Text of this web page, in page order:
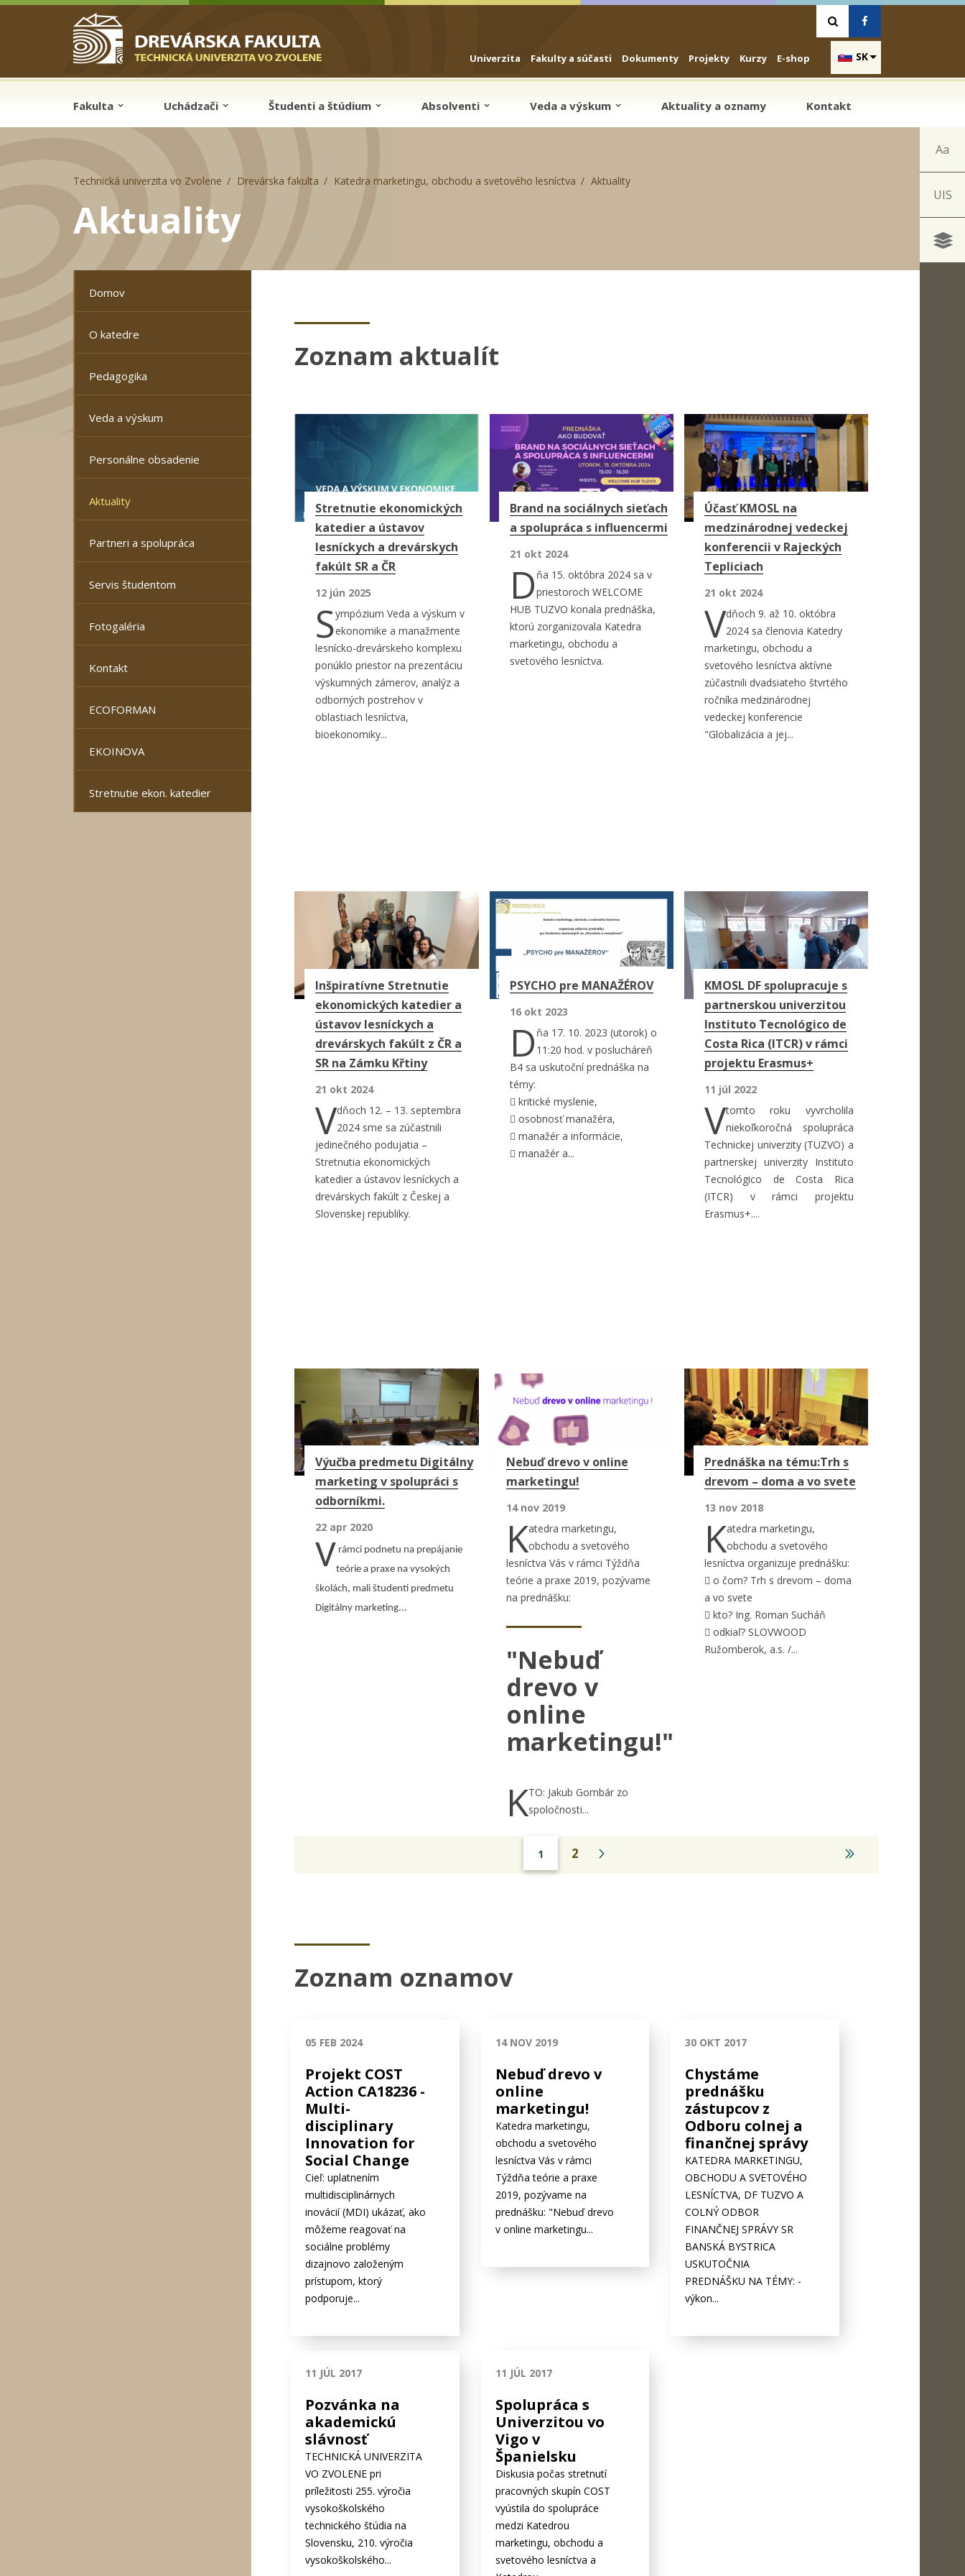
Skip to cookies
Skip to navigation
Skočiť na hlavný obsah
Vyhľadávanie
SK
Univerzita Fakulty a súčasti Dokumenty Projekty Kurzy E-shop
Fakulta Uchádzači Študenti a štúdium Absolventi Veda a výskum Aktuality a oznamy Kontakt
Aa
UIS
Technická univerzita vo Zvolene Drevárska fakulta Katedra marketingu, obchodu a svetového lesníctva Aktuality
Aktuality
Domov
O katedre
Pedagogika
Veda a výskum
Personálne obsadenie
Aktuality
Partneri a spolupráca
Servis študentom
Fotogaléria
Kontakt
ECOFORMAN
EKOINOVA
Stretnutie ekon. katedier
Zoznam aktualít
Stretnutie ekonomických
katedier a ústavov
lesníckych a drevárskych
fakúlt SR a ČR
12 jún 2025
Sympózium Veda a výskum v
ekonomike a manažmente
lesnícko-drevárskeho komplexu
ponúklo priestor na prezentáciu
výskumných zámerov, analýz a
odborných postrehov v
oblastiach lesníctva,
bioekonomiky...
Brand na sociálnych sieťach
a spolupráca s influencermi
21 okt 2024
D ňa 15. októbra 2024 sa v
priestoroch WELCOME
HUB TUZVO konala prednáška,
ktorú zorganizovala Katedra
marketingu, obchodu a
svetového lesníctva.
Účasť KMOSL na
medzinárodnej vedeckej
konferencii v Rajeckých
Tepliciach
21 okt 2024
Vdňoch 9. až 10. októbra
2024 sa členovia Katedry
marketingu, obchodu a
svetového lesníctva aktívne
zúčastnili dvadsiateho štvrtého
ročníka medzinárodnej
vedeckej konferencie
"Globalizácia a jej...
Inšpiratívne Stretnutie
ekonomických katedier a
ústavov lesníckych a
drevárskych fakúlt z ČR a
SR na Zámku Křtiny
21 okt 2024
Vdňoch 12. – 13. septembra
2024 sme sa zúčastnili
jedinečného podujatia –
Stretnutia ekonomických
katedier a ústavov lesníckych a
drevárskych fakúlt z Českej a
Slovenskej republiky.
PSYCHO pre MANAŽÉROV
16 okt 2023
D ňa 17. 10. 2023 (utorok) o
11:20 hod. v poslucháreň
B4 sa uskutoční prednáška na
témy:
 kritické myslenie,
 osobnosť manažéra,
 manažér a informácie,
 manažér a...
KMOSL DF spolupracuje s
partnerskou univerzitou
Instituto Tecnológico de
Costa Rica (ITCR) v rámci
projektu Erasmus+
11 júl 2022
Vtomto roku vyvrcholila
niekoľkoročná spolupráca
Technickej univerzity (TUZVO) a
partnerskej univerzity Instituto
Tecnológico de Costa Rica
(ITCR) v rámci projektu
Erasmus+....
Výučba predmetu Digitálny
marketing v spolupráci s
odborníkmi.
22 apr 2020
V rámci podnetu na prepájanie
teórie a praxe na vysokých
školách, mali študenti predmetu
Digitálny marketing...
Nebuď drevo v online
marketingu!
14 nov 2019
Katedra marketingu,
obchodu a svetového
lesníctva Vás v rámci Týždňa
teórie a praxe 2019, pozývame
na prednášku:
"Nebuď
drevo v
online
marketingu!"
KTO: Jakub Gombár zo
spoločnosti...
Prednáška na tému:Trh s
drevom – doma a vo svete
13 nov 2018
Katedra marketingu,
obchodu a svetového
lesníctva organizuje prednášku:
 o čom? Trh s drevom – doma
a vo svete
 kto? Ing. Roman Sucháň
 odkiaľ? SLOVWOOD
Ružomberok, a.s. /...
Stránky
1 2
Zoznam oznamov
05 FEB 2024
Projekt COST
Action CA18236 -
Multi-
disciplinary
Innovation for
Social Change
Cieľ: uplatnením
multidisciplinárnych
inovácií (MDI) ukázať, ako
môžeme reagovať na
sociálne problémy
dizajnovo založeným
prístupom, ktorý
podporuje...
14 NOV 2019
Nebuď drevo v
online
marketingu!
Katedra marketingu,
obchodu a svetového
lesníctva Vás v rámci
Týždňa teórie a praxe
2019, pozývame na
prednášku: "Nebuď drevo
v online marketingu...
30 OKT 2017
Chystáme
prednášku
zástupcov z
Odboru colnej a
finančnej správy
KATEDRA MARKETINGU,
OBCHODU A SVETOVÉHO
LESNÍCTVA, DF TUZVO A
COLNÝ ODBOR
FINANČNEJ SPRÁVY SR
BANSKÁ BYSTRICA
USKUTOČNIA
PREDNÁŠKU NA TÉMY: -
výkon...
11 JÚL 2017
Pozvánka na
akademickú
slávnosť
TECHNICKÁ UNIVERZITA
VO ZVOLENE pri
príležitosti 255. výročia
vysokoškolského
technického štúdia na
Slovensku, 210. výročia
vysokoškolského...
11 JÚL 2017
Spolupráca s
Univerzitou vo
Vigo v
Španielsku
Diskusia počas stretnutí
pracovných skupín COST
vyústila do spolupráce
medzi Katedrou
marketingu, obchodu a
svetového lesníctva a